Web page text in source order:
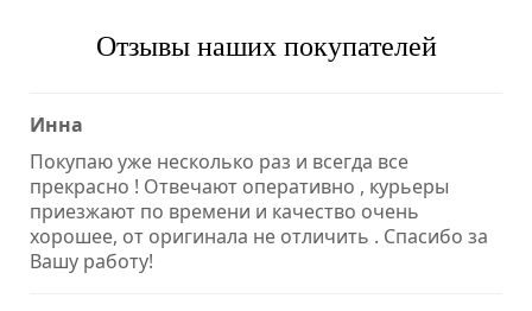
Отзывы наших покупателей
Инна
Покупаю уже несколько раз и всегда все
прекрасно ! Отвечают оперативно , курьеры
приезжают по времени и качество очень
хорошее, от оригинала не отличить . Спасибо за
Вашу работу!